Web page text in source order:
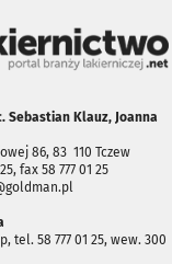
Sebastian Klauz, Joanna
86, 83 ­ 110 Tczew
fax 58 777 01 25
tel. 58 777 01 25, wew. 300